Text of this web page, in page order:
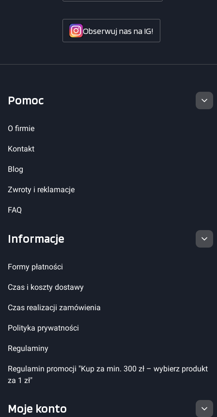
Obserwuj nas na IG!
Linki w stopce
Pomoc
O firmie
Kontakt
Blog
Zwroty i reklamacje
FAQ
Informacje
Formy płatności
Czas i koszty dostawy
Czas realizacji zamówienia
Polityka prywatności
Regulaminy
Regulamin promocji "Kup za min. 300 zł – wybierz produkt
za 1 zł"
Moje konto